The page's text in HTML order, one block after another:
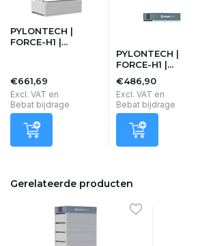
PYLONTECH |
FORCE-H1 |...
€661,69
Excl. VAT en
Bebat bijdrage
PYLONTECH |
FORCE-H1 |...
€486,90
Excl. VAT en
Bebat bijdrage
Gerelateerde producten